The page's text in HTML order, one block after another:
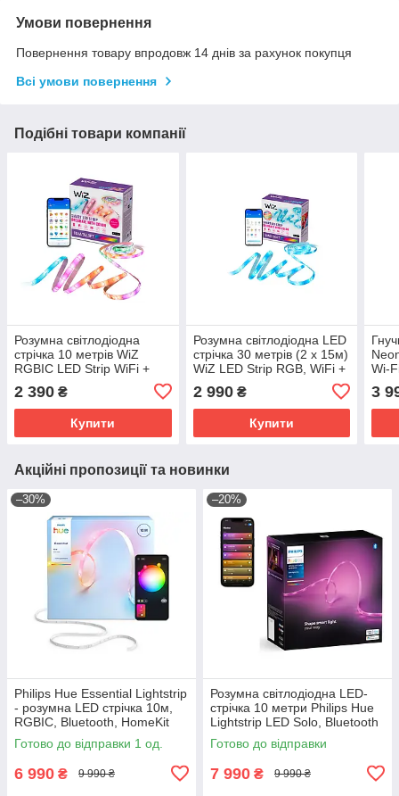
Умови повернення
Повернення товару впродовж 14 днів за рахунок покупця
Всі умови повернення
Подібні товари компанії
Розумна світлодіодна
стрічка 10 метрів WiZ
RGBIC LED Strip WiFi +
2 390 ₴
Купити
Розумна світлодіодна LED
стрічка 30 метрів (2 х 15м)
WiZ LED Strip RGB, WiFi +
2 990₴
Купити
Wi-
3
Акційні пропозиції та новинки
–30%
Philips Hue Essential Lightstrip
- розумна LED стрічка 10м,
RGBIC, Bluetooth, HomeKit
Готово до відправки 1 од.
6 990 ₴ 9 990 ₴
–20%
Розумна світлодіодна LED-
стрічка 10 метри Philips Hue
Lightstrip LED Solo, Bluetooth
HomeKit RGBWW
Готово до відправки
7 990 ₴ 9 990 ₴